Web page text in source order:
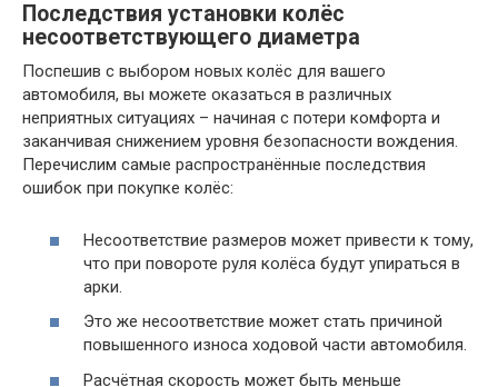
Последствия установки колёс
несоответствующего диаметра
Поспешив с выбором новых колёс для вашего
автомобиля, вы можете оказаться в различных
неприятных ситуациях – начиная с потери комфорта и
заканчивая снижением уровня безопасности вождения.
Перечислим самые распространённые последствия
ошибок при покупке колёс:
Несоответствие размеров может привести к тому,
что при повороте руля колёса будут упираться в
арки.
Это же несоответствие может стать причиной
повышенного износа ходовой части автомобиля.
Расчётная скорость может быть меньше